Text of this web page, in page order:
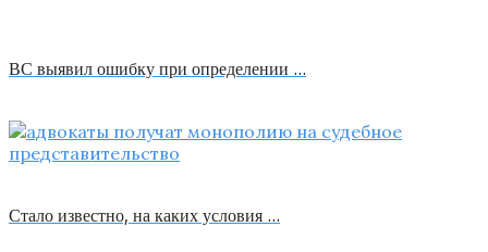
ВС выявил ошибку при определении …
Стало известно, на каких условия …